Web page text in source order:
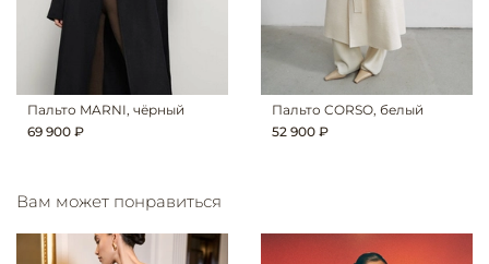
Пальто MARNI, чёрный
69 900 ₽
Пальто CORSO, белый
52 900 ₽
Вам может понравиться